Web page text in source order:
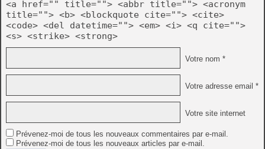
<a href="" title=""> <abbr title=""> <acronym
title=""> <b> <blockquote cite=""> <cite>
<code> <del datetime=""> <em> <i> <q cite="">
<s> <strike> <strong>
Votre nom *
Votre adresse email *
Votre site internet
Prévenez-moi de tous les nouveaux commentaires par e-mail.
Prévenez-moi de tous les nouveaux articles par e-mail.